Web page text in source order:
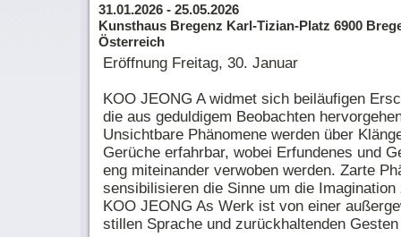
31.01.2026 - 25.05.2026
Kunsthaus Bregenz Karl-Tizian-Platz 6900
Österreich
Eröffnung Freitag, 30. Januar
KOO JEONG A widmet sich beiläufigen
die aus geduldigem Beobachten
Unsichtbare Phänomene werden über
Gerüche erfahrbar, wobei Erfundenes und
eng miteinander verwoben werden. Zarte
sensibilisieren die Sinne um die Imagination
KOO JEONG As Werk ist von einer
stillen Sprache und zurückhaltenden